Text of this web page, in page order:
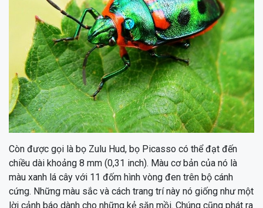
Còn được gọi là bọ Zulu Hud, bọ Picasso có thể đạt đến
chiều dài khoảng 8 mm (0,31 inch). Màu cơ bản của nó là
màu xanh lá cây với 11 đốm hình vòng đen trên bộ cánh
cứng. Những màu sắc và cách trang trí này nó giống như một
lời cảnh báo dành cho những kẻ săn mồi. Chúng cũng phát ra